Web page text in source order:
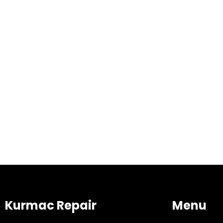
Kurmac Repair Menu